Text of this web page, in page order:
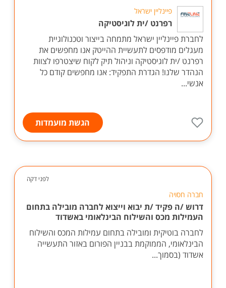
פיינליין ישראל
רפרנט /ית לוגיסטיקה
לחברת פיינליין ישראל מתמחה בייצור וטכנולוגיית
מעגלים מודפסים לתעשיית ההייטק אנו מחפשים את
רפרנט /ית לוגיסטיקה וניהול תיק לקוח שיצטרפו לצוות
הנהדר שלנו! הגדרת התפקיד: אנו מחפשים קודם כל
אנשי...
הגשת מועמדות
לפני דקה
חברה חסויה
דרוש /ה פקיד /ת יבוא וייצוא לחברה מובילה בתחום
העמילות מכס והשילוח הבינלאומי באשדוד
לחברה בוטיקית ומובילה בתחום עמילות המכס והשילוח
הבינלאומי, הממוקמת בבניין הפורום באזור התעשייה
אשדוד (בסמוך...